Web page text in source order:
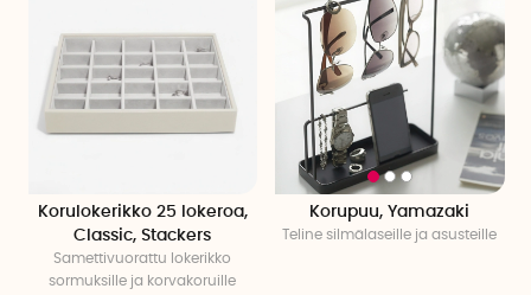
Korulokerikko 25 lokeroa,
Classic, Stackers
Samettivuorattu lokerikko
sormuksille ja korvakoruille
Korupuu, Yamazaki
Teline silmälaseille ja asusteille